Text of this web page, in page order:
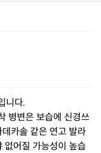
니다.
병변은 보습에 신경쓰
카솔 같은 연고 발라
없어질 가능성이 높습